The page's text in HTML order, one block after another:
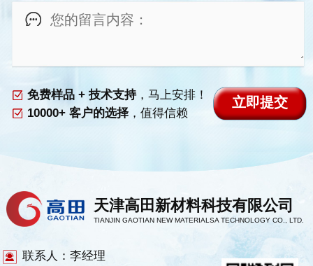
免费样品 + 技术支持，马上安排！
10000+ 客户的选择，值得信赖
天津高田新材料科技有限公司
TIANJIN GAOTIAN NEW MATERIALSA TECHNOLOGY CO., LTD.
联系人：李经理